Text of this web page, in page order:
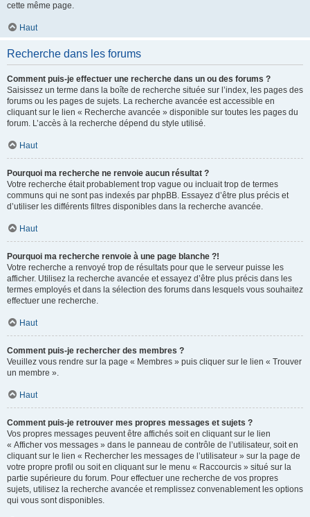
cette même page.
Haut
Recherche dans les forums
Comment puis-je effectuer une recherche dans un ou des forums ?
Saisissez un terme dans la boîte de recherche située sur l’index, les pages des
forums ou les pages de sujets. La recherche avancée est accessible en
cliquant sur le lien « Recherche avancée » disponible sur toutes les pages du
forum. L’accès à la recherche dépend du style utilisé.
Haut
Pourquoi ma recherche ne renvoie aucun résultat ?
Votre recherche était probablement trop vague ou incluait trop de termes
communs qui ne sont pas indexés par phpBB. Essayez d’être plus précis et
d’utiliser les différents filtres disponibles dans la recherche avancée.
Haut
Pourquoi ma recherche renvoie à une page blanche ?!
Votre recherche a renvoyé trop de résultats pour que le serveur puisse les
afficher. Utilisez la recherche avancée et essayez d’être plus précis dans les
termes employés et dans la sélection des forums dans lesquels vous souhaitez
effectuer une recherche.
Haut
Comment puis-je rechercher des membres ?
Veuillez vous rendre sur la page « Membres » puis cliquer sur le lien « Trouver
un membre ».
Haut
Comment puis-je retrouver mes propres messages et sujets ?
Vos propres messages peuvent être affichés soit en cliquant sur le lien
« Afficher vos messages » dans le panneau de contrôle de l’utilisateur, soit en
cliquant sur le lien « Rechercher les messages de l’utilisateur » sur la page de
votre propre profil ou soit en cliquant sur le menu « Raccourcis » situé sur la
partie supérieure du forum. Pour effectuer une recherche de vos propres
sujets, utilisez la recherche avancée et remplissez convenablement les options
qui vous sont disponibles.